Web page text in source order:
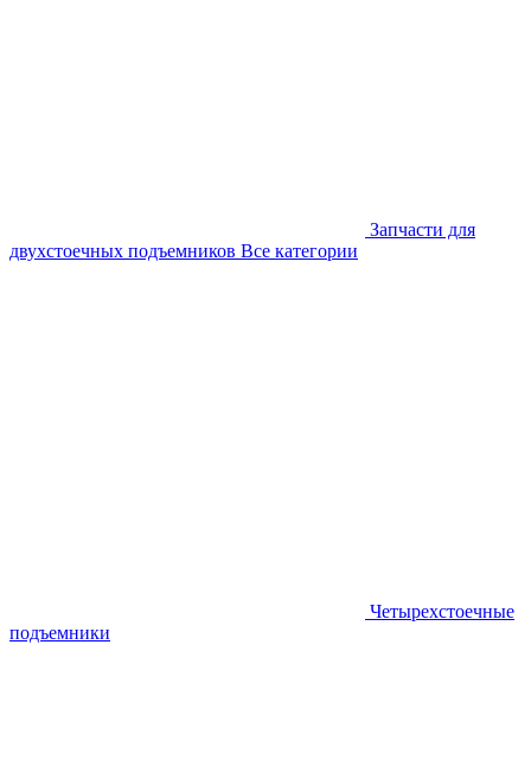
Запчасти для
двухстоечных подъемников Все категории
Четырехстоечные
подъемники